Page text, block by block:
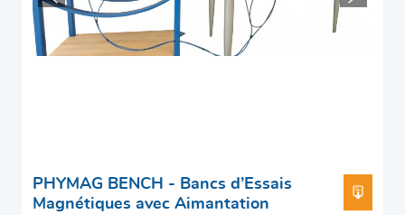
PHYMAG BENCH - Bancs d’Essais
Magnétiques avec Aimantation